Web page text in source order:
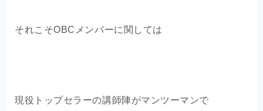
それこそOBCメンバーに関しては
現役トップセラーの講師陣がマンツーマンで